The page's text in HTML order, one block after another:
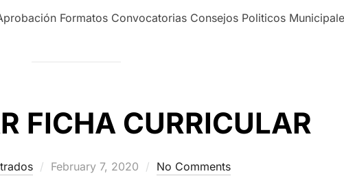
Formatos Convocatorias Consejos Politicos
FICHA CURRICULAR
Posted
February 7, 2020 No Comments